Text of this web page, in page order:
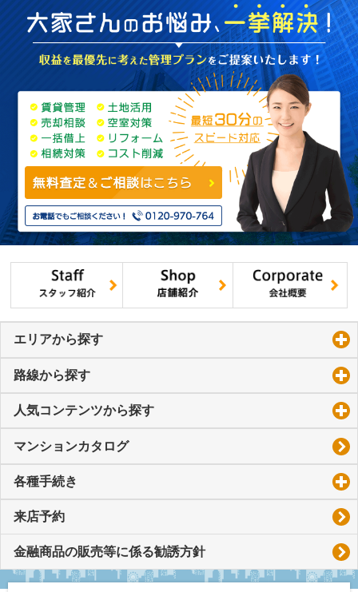
エリアから探す
路線から探す
人気コンテンツから探す
マンションカタログ
各種手続き
来店予約
金融商品の販売等に係る勧誘方針